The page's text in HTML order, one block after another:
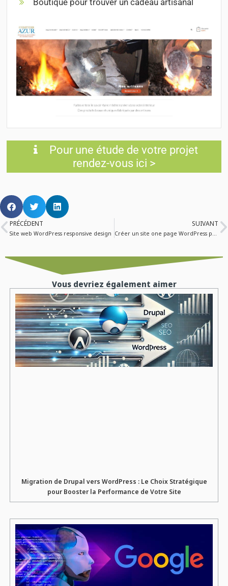
Boutique pour trouver un cadeau artisanal
Pour une étude de votre projet
rendez-vous ici >
PRÉCÉDENT
Site web WordPress responsive design
SUIVANT
Vous devriez également aimer
Migration de Drupal vers WordPress : Le Choix Stratégique
pour Booster la Performance de Votre Site